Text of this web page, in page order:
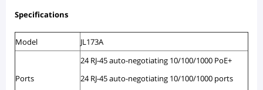
Specifications
Model JL173A
Ports
24 RJ-45 auto-negotiating 10/100/1000 PoE+
24 RJ-45 auto-negotiating 10/100/1000 ports